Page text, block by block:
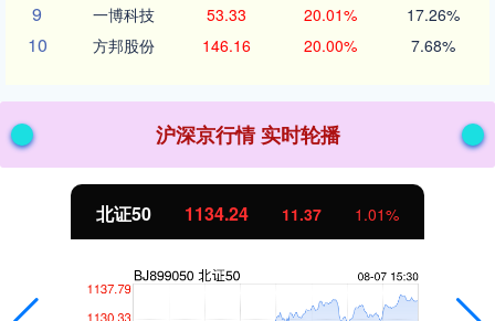
9 一博科技 53.33 20.01% 17.26%
10 方邦股份 146.16 20.00% 7.68%
沪深京行情 实时轮播
北证50 1134.24 11.37 1.01%